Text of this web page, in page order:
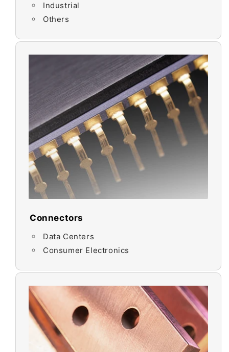
Industrial
Others
Connectors
Data Centers
Consumer Electronics